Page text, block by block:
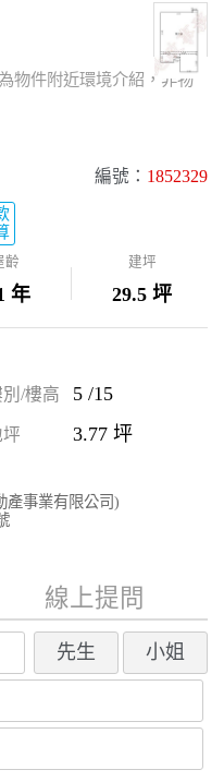
物件附近環境介紹，非物
編號： 1852329
齡
年
建坪
29.5 坪
/樓高 5 /15
3.77 坪
產事業有限公司)
線上提問
先生 小姐